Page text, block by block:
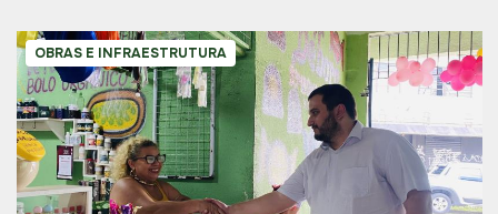
OBRAS E INFRAESTRUTURA